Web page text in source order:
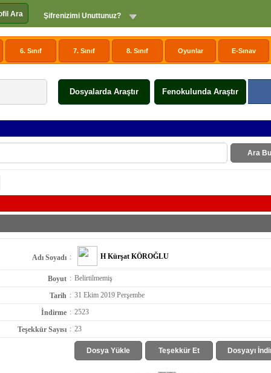
Ara Şifrenizimi Unuttunuz?
6. Sınıf 7. Sınıf 8. Sınıf Oyunlar E-Sınav
Dosyalarda Araştır Fenokulunda Araştır
Ara
Adı Soyadı : H Kürşat KÖROĞLU
Boyut : Belirtilmemiş
Tarih : 31 Ekim 2019 Perşembe
İndirme : 2523
Teşekkür Sayısı : 23
Dosya Yükle Teşekkür Et Dosyayı